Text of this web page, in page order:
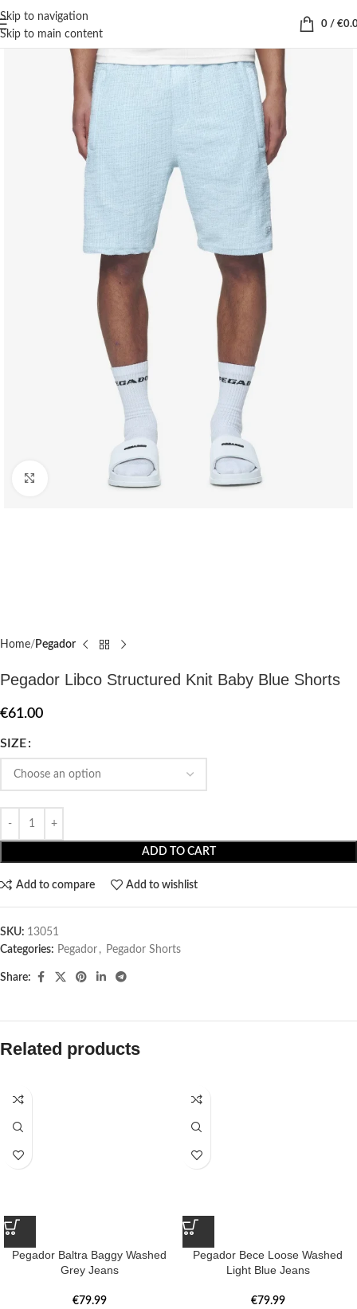
Skip to navigation
Skip to main content
0 / €
Click to enlarge
Home Pegador​
Pegador Libco Structured Knit Baby Blue Shorts
€61.00
SIZE
ADD TO CART
Add to compare Add to wishlist
SKU: 13051
Categories: Pegador​ , Pegador Shorts
Share:
Related products
Pegador Baltra Baggy Washed
Grey Jeans
€79.99
Pegador Bece Loose Washed
Light Blue Jeans
€79.99